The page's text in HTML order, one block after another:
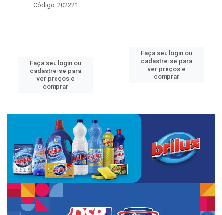
Código: 202221
Faça seu login ou
cadastre-se para
ver preços e
comprar
Faça seu login ou
cadastre-se para
ver preços e
comprar